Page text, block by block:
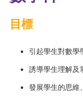
目標
引起學生對數學
誘導學生理解及
發展學生的思維